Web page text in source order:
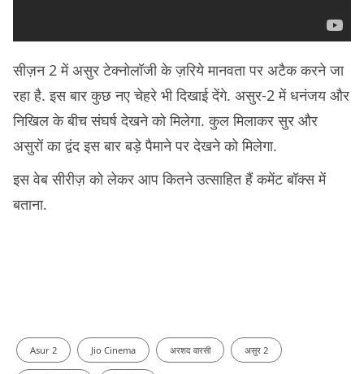
सीज़न 2 में असुर टेक्नोलॉजी के ज़रिये मानवता पर अटैक करने जा
रहा है. इस बार कुछ नए चेहरे भी दिखाई देंगे. असुर-2 में धनंजय और
निखिल के बीच संघर्ष देखने को मिलेगा. कुल मिलाकर सुर और
असुरों का द्वंद इस बार बड़े पैमाने पर देखने को मिलेगा.
इस वेब सीरीज़ को लेकर आप कितने उत्साहित हैं कमेंट बॉक्स में
बताना.
Asur 2 Jio Cinema अरशद वारसी असुर 2